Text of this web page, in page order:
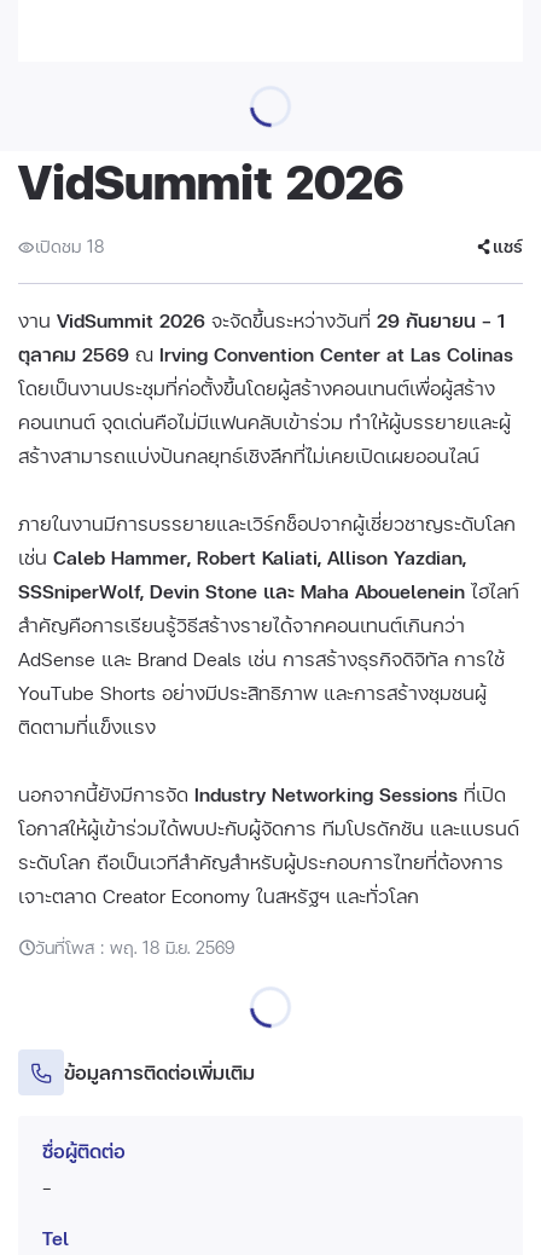
VidSummit 2026
เปิดชม 18 แชร์
งาน VidSummit 2026 จะจัดขึ้นระหว่างวันที่ 29 กันยายน – 1
ตุลาคม 2569 ณ Irving Convention Center at Las Colinas
โดยเป็นงานประชุมที่ก่อตั้งขึ้นโดยผู้สร้างคอนเทนต์เพื่อผู้สร้าง
คอนเทนต์ จุดเด่นคือไม่มีแฟนคลับเข้าร่วม ทำให้ผู้บรรยายและผู้
สร้างสามารถแบ่งปันกลยุทธ์เชิงลึกที่ไม่เคยเปิดเผยออนไลน์
ภายในงานมีการบรรยายและเวิร์กช็อปจากผู้เชี่ยวชาญระดับโลก
เช่น Caleb Hammer, Robert Kaliati, Allison Yazdian,
SSSniperWolf, Devin Stone และ Maha Aboueleneinไฮไลท์
สำคัญคือการเรียนรู้วิธีสร้างรายได้จากคอนเทนต์เกินกว่า
AdSense และ Brand Deals เช่น การสร้างธุรกิจดิจิทัล การใช้
YouTube Shorts อย่างมีประสิทธิภาพ และการสร้างชุมชนผู้
ติดตามที่แข็งแรง
นอกจากนี้ยังมีการจัด Industry Networking Sessions ที่เปิด
โอกาสให้ผู้เข้าร่วมได้พบปะกับผู้จัดการ ทีมโปรดักชัน และแบรนด์
ระดับโลก ถือเป็นเวทีสำคัญสำหรับผู้ประกอบการไทยที่ต้องการ
เจาะตลาด Creator Economy ในสหรัฐฯ และทั่วโลก
วันที่โพส : พฤ. 18 มิ.ย. 2569
ข้อมูลการติดต่อเพิ่มเติม
ชื่อผู้ติดต่อ
-
Tel